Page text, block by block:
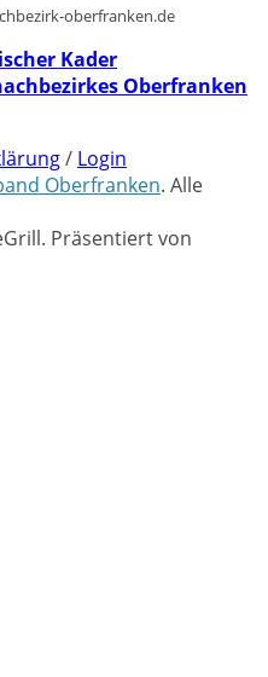
oberfranken.de
Kader
Oberfranken
/ Login
Oberfranken. Alle
Präsentiert von